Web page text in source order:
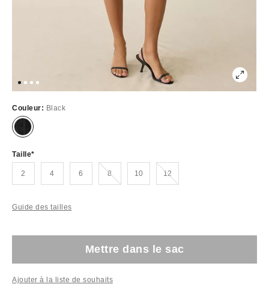
Couleur: Black
Taille
2 4 6 8Épuisé 10 12Épuisé
Guide des tailles
Mettre dans le sac
Ajouter à la liste de souhaits